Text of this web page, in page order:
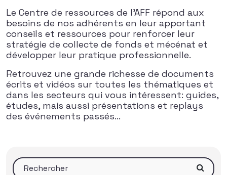
Le Centre de ressources de l’AFF répond aux
besoins de nos adhérents en leur apportant
conseils et ressources pour renforcer leur
stratégie de collecte de fonds et mécénat et
développer leur pratique professionnelle.
Retrouvez une grande richesse de documents
écrits et vidéos sur toutes les thématiques et
dans les secteurs qui vous intéressent: guides,
études, mais aussi présentations et replays
des événements passés…